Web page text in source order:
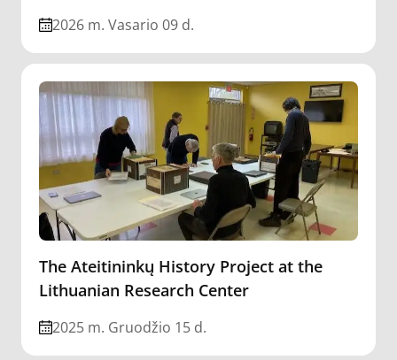
2026 m. Vasario 09 d.
The Ateitininkų History Project at the
Lithuanian Research Center
2025 m. Gruodžio 15 d.